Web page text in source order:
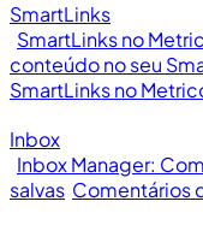
SmartLinks
SmartLinks no
conteúdo no seu
SmartLinks no
Inbox
Inbox Manager:
salvas Comentários